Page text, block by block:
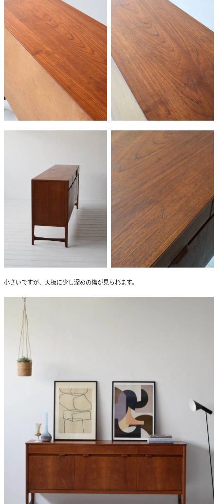
小さいですが、天板に少し深めの傷が見られます。